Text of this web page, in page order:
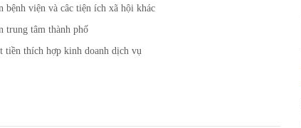
bệnh viện và câc tiện ích xã hội khác
trung tâm thành phố
tiền thích hợp kinh doanh dịch vụ